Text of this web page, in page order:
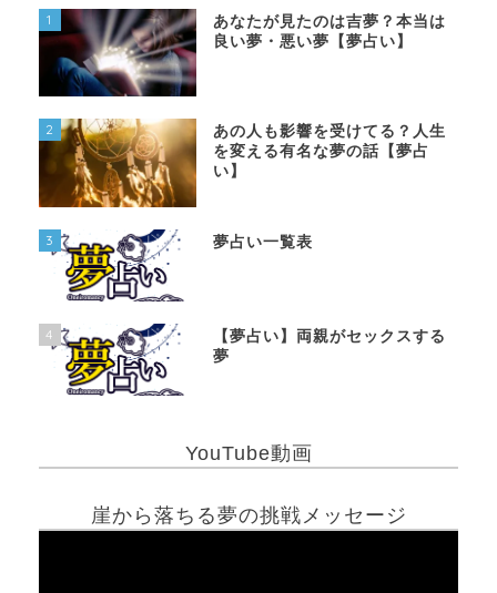
1
あなたが見たのは吉夢？本当は
良い夢・悪い夢【夢占い】
2
あの人も影響を受けてる？人生
を変える有名な夢の話【夢占
い】
3 夢占い一覧表
4
【夢占い】両親がセックスする
夢
YouTube動画
崖から落ちる夢の挑戦メッセージ